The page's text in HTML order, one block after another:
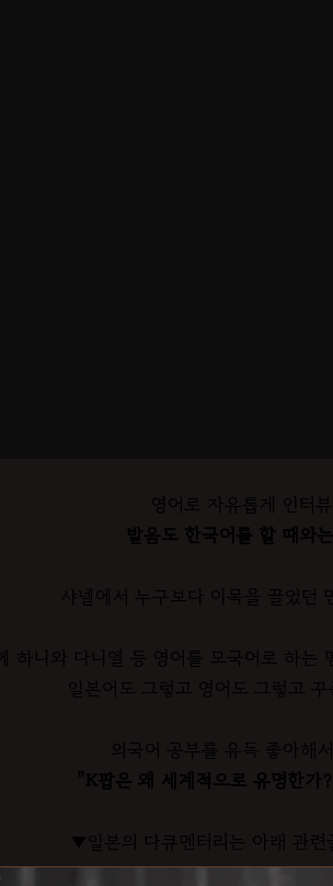
영어로 자유롭게 인터
발음도 한국어를 할 때와
샤넬에서 누구보다 이목을 끌었던
하니와 다니엘 등 영어를 모국어로 하는
일본어도 그렇고 영어도 그렇고
외국어 공부를 유독 좋아해
"K팝은 왜 세계적으로 유명한가
▼일본의 다큐멘터리는 아래 관